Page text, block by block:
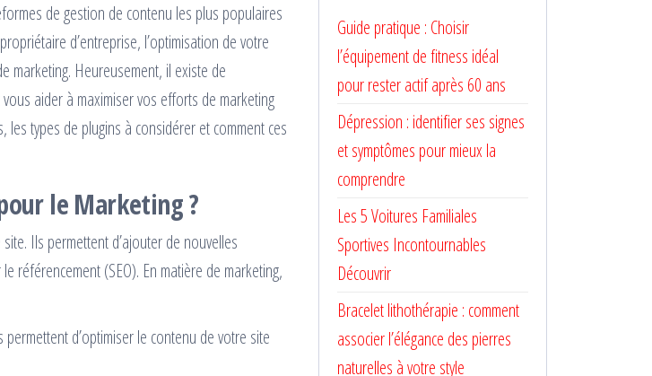
de gestion de contenu les plus populaires
d’entreprise, l’optimisation de votre
marketing. Heureusement, il existe de
aider à maximiser vos efforts de marketing
types de plugins à considérer et comment ces
le Marketing ?
Ils permettent d’ajouter de nouvelles
référencement (SEO). En matière de marketing,
d’optimiser le contenu de votre site
Guide pratique : Choisir
l’équipement de fitness idéal
pour rester actif après 60 ans
Dépression : identifier ses signes
et symptômes pour mieux la
comprendre
Les 5 Voitures Familiales
Sportives Incontournables
Découvrir
Bracelet lithothérapie : comment
associer l’élégance des pierres
naturelles à votre style